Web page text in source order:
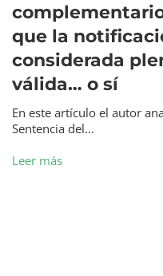
que la
considerada
válida… o sí
En este artículo el autor
Sentencia del...
Leer más